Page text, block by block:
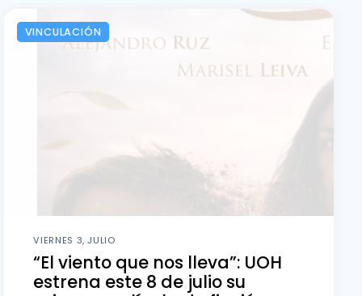
VINCULACIÓN
VIERNES 3, JULIO
“El viento que nos lleva”: UOH
estrena este 8 de julio su